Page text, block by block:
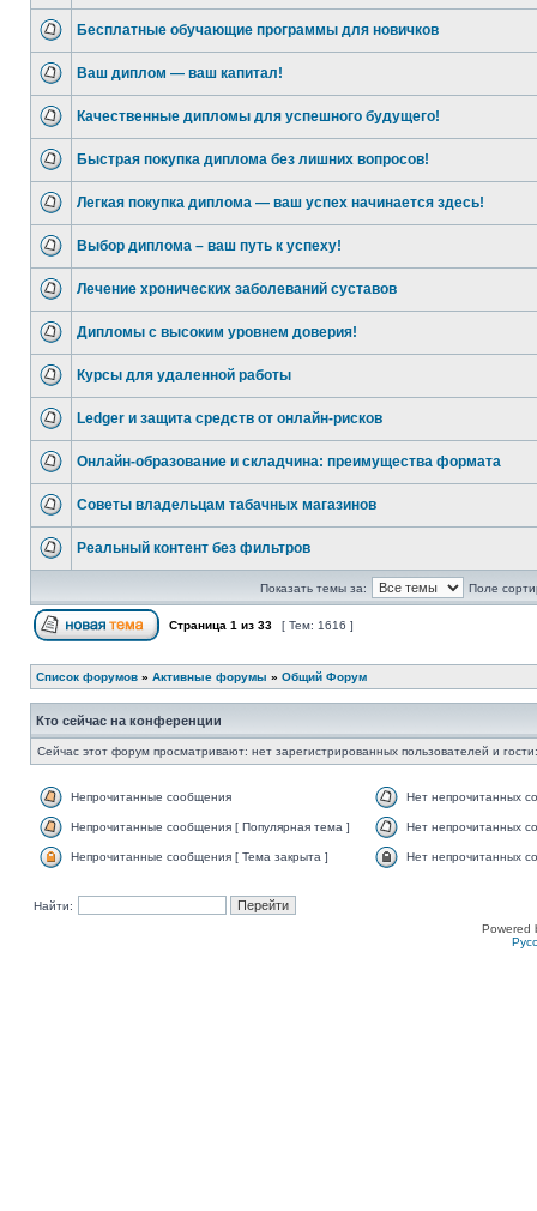
Бесплатные обучающие программы для новичков
Ваш диплом — ваш капитал!
Качественные дипломы для успешного будущего!
Быстрая покупка диплома без лишних вопросов!
Легкая покупка диплома — ваш успех начинается здесь!
Выбор диплома – ваш путь к успеху!
Лечение хронических заболеваний суставов
Дипломы с высоким уровнем доверия!
Курсы для удаленной работы
Ledger и защита средств от онлайн-рисков
Онлайн-образование и складчина: преимущества формата
Советы владельцам табачных магазинов
Реальный контент без фильтров
Показать темы за: Поле
Страница 1 из 33 [ Тем: 1616 ]
Список форумов » Активные форумы » Общий Форум
Кто сейчас на конференции
Сейчас этот форум просматривают: нет зарегистрированных пользователей и
Непрочитанные сообщения Нет непрочитанных
Непрочитанные сообщения [ Популярная тема ] Нет непрочитанных
Непрочитанные сообщения [ Тема закрыта ] Нет непрочитанных
Найти:
Powered